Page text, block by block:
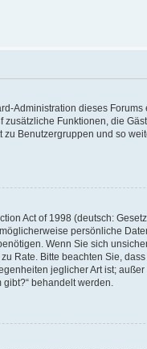
Administration dieses
Funktionen, die
Benutzergruppen und so
Act of 1998 (deutsch:
persönliche
Wenn Sie sich
Rate. Bitte beachten Sie,
jeglicher Art ist;
behandelt werden.